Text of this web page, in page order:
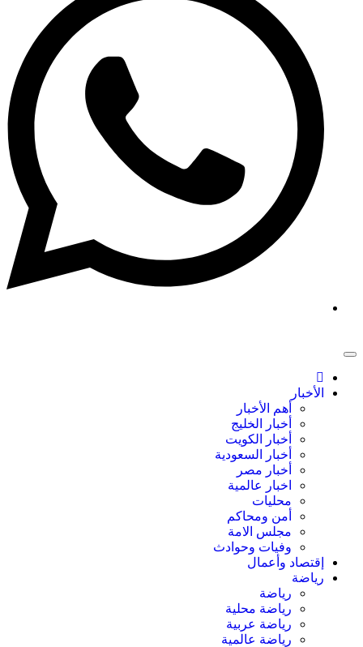
الأخبار
أهم الأخبار
أخبار الخليج
أخبار الكويت
أخبار السعودية
أخبار مصر
اخبار عالمية
محليات
أمن ومحاكم
مجلس الامة
وفيات وحوادث
إقتصاد وأعمال
رياضة
رياضة
رياضة محلية
رياضة عربية
رياضة عالمية